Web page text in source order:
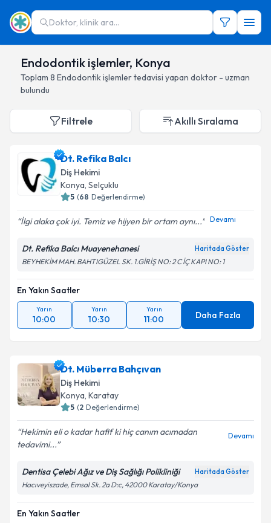
Doktor, klinik ara...
Endodontik işlemler, Konya
Toplam 8 Endodontik işlemlertedavisi yapan doktor - uzman
bulundu
Filtrele Akıllı Sıralama
Dt. Refika Balcı
Diş Hekimi
Konya, Selçuklu
5 (68 Değerlendirme)
İlgi alaka çok iyi. Temiz ve hijyen bir ortam aynı... Devamı
Dt. Refika Balcı Muayenehanesi Haritada Göster
BEYHEKİM MAH. BAHTIGÜZEL SK. 1.GİRİŞ NO: 2 C İÇ KAPI NO: 1
En Yakın Saatler
Yarın
10:00
Yarın
10:30
Yarın
11:00 Daha Fazla
Dt. Müberra Bahçıvan
Diş Hekimi
Konya, Karatay
5 (2 Değerlendirme)
Hekimin eli o kadar hafif ki hiç canım acımadan
tedavimi...
Devamı
Dentisa Çelebi Ağız ve Diş Sağlığı Polikliniği Haritada Göster
Hacıveyiszade, Emsal Sk. 2a D:c, 42000 Karatay/Konya
En Yakın Saatler